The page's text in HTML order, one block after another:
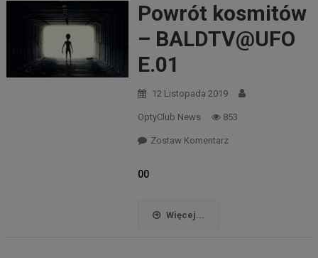
Powrót kosmitów
– BALDTV@UFO
E.01
12 Listopada 2019
OptyClub News 853
Zostaw Komentarz
00
Więcej...